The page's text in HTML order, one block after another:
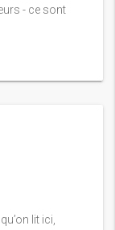
- ce sont
lit ici,